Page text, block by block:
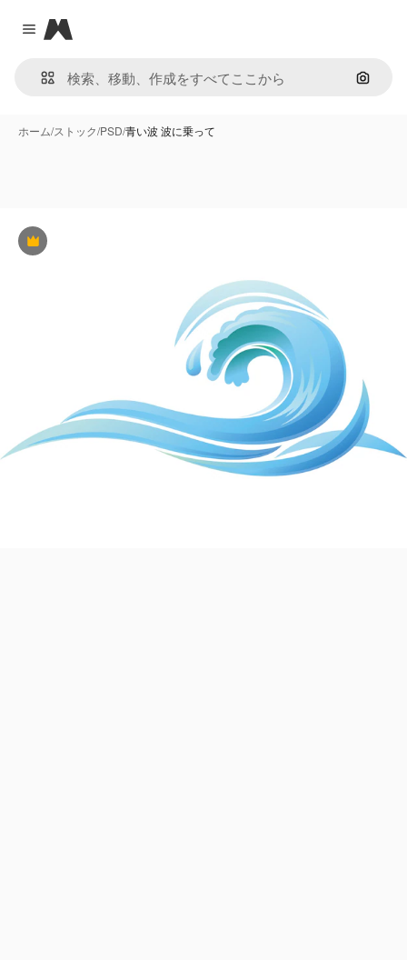
Close menu
Magnific
画像で
ホーム/ストック/PSD/青い波 波に乗って
Premium